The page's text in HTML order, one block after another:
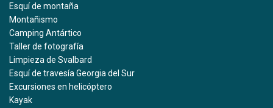
Esquí de montaña
Montañismo
Camping Antártico
Taller de fotografía
Limpieza de Svalbard
Esquí de travesía Georgia del Sur
Excursiones en helicóptero
Kayak